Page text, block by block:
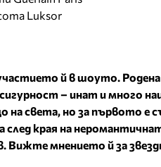
Luksor
й в шоуто. Родена
– инат и много
света, но за първото е
края на
Вижте мнението й за